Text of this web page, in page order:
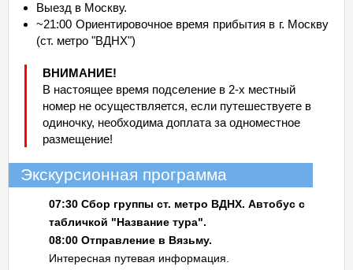
Выезд в Москву.
~21:00 Ориентировочное время прибытия в г. Москву
(ст. метро "ВДНХ")
ВНИМАНИЕ!
В настоящее время подселение в 2-х местный
номер не осуществляется, если путешествуете в
одиночку, необходима доплата за одноместное
размещение!
Экскурсионная программа
07:30 Сбор группы ст. метро ВДНХ. Автобус с
табличкой "Название тура".
08:00 Отправление в Вязьму.
Интересная путевая информация.